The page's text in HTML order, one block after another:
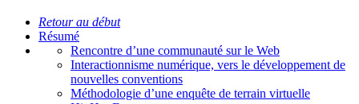
Retour au début
Résumé
Rencontre d’une communauté sur le Web
Interactionnisme numérique, vers le développement de
nouvelles conventions
Méthodologie d’une enquête de terrain virtuelle